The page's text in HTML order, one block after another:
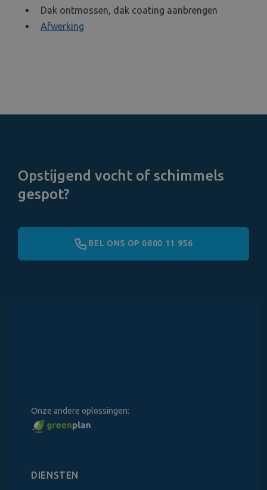
Dak ontmossen, dak coating aanbrengen
Afwerking
Opstijgend vocht of schimmels
gespot?
BEL ONS OP 0800 11 956
Onze andere oplossingen:
DIENSTEN